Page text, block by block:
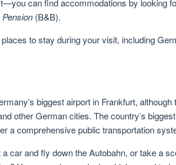
can find accommodations by looking
Pension (B&B).
to stay during your visit, including
biggest airport in Frankfurt, although
other German cities. The country’s
a comprehensive public transportation
car and fly down the Autobahn, or take a